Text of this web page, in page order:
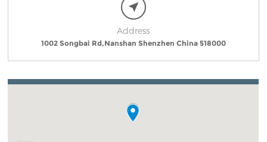
Address
1002 Songbai Rd,Nanshan Shenzhen China 518000